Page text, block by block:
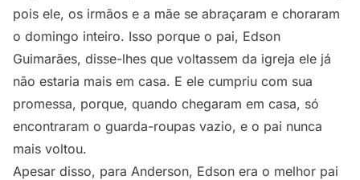
pois ele, os irmãos e a mãe se abraçaram e choraram
o domingo inteiro. Isso porque o pai, Edson
Guimarães, disse-lhes que voltassem da igreja ele já
não estaria mais em casa. E ele cumpriu com sua
promessa, porque, quando chegaram em casa, só
encontraram o guarda-roupas vazio, e o pai nunca
mais voltou.
Apesar disso, para Anderson, Edson era o melhor pai